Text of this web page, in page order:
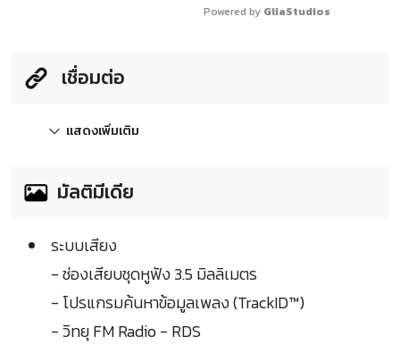
Powered by GliaStudios
เชื่อมต่อ
แสดงเพิ่มเติม
มัลติมีเดีย
ระบบเสียง
- ช่องเสียบชุดหูฟัง 3.5 มิลลิเมตร
- โปรแกรมค้นหาข้อมูลเพลง (TrackID™)
- วิทยุ FM Radio - RDS